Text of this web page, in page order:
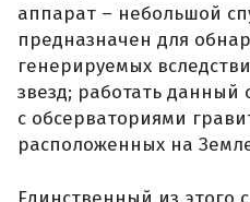
аппарат – небольшой
предназначен для
генерируемых
звезд; работать данный
с обсерваториями
расположенных на